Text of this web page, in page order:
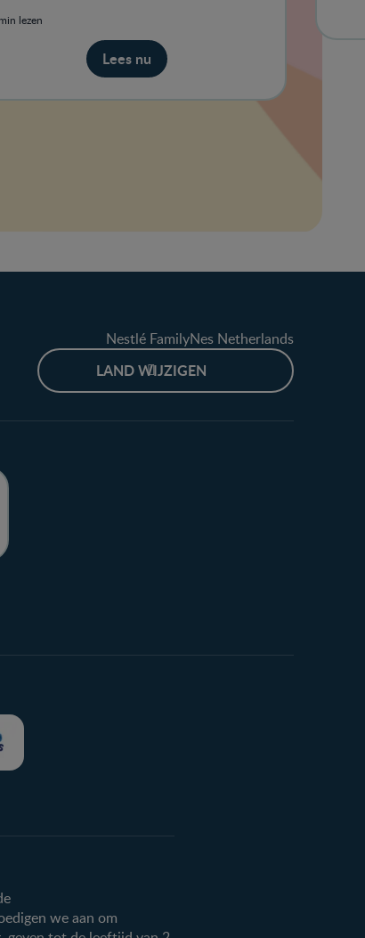
lezen
Lees nu
Nestlé FamilyNes Netherlands
LAND WIJZIGEN
we aan om